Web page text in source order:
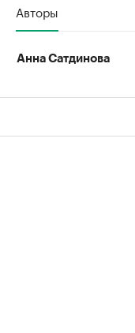
Авторы
Анна Сатдинова